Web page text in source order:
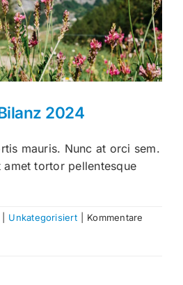
2024
mauris. Nunc at orci sem.
tortor pellentesque
Unkategorisiert
Kommentare